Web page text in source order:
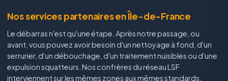
Nos services partenaires en Île-de-France
Le débarras n'est qu'une étape. Après notre passage, ou
avant, vous pouvez avoir besoin d'un nettoyage à fond, d'un
serrurier, d'un débouchage, d'un traitement nuisibles ou d'une
expulsion squatteurs. Nos confrères du réseau LSF
interviennent sur les mêmes zones aux mêmes standards.